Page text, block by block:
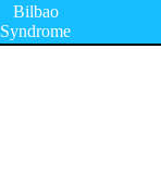
Bilbao
Syndrome